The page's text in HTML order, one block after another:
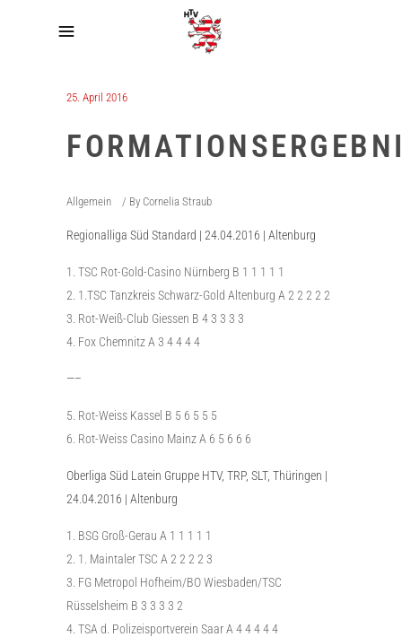
25. April 2016
Allgemein By Cornelia Straub
Regionalliga Süd Standard | 24.04.2016 | Altenburg
TSC Rot-Gold-Casino Nürnberg B 1 1 1 1 1
1.TSC Tanzkreis Schwarz-Gold Altenburg A 2 2 2 2 2
Rot-Weiß-Club Giessen B 4 3 3 3 3
Fox Chemnitz A 3 4 4 4 4
—–
Rot-Weiss Kassel B 5 6 5 5 5
Rot-Weiss Casino Mainz A 6 5 6 6 6
Oberliga Süd Latein Gruppe HTV, TRP, SLT, Thüringen |
24.04.2016 | Altenburg
BSG Groß-Gerau A 1 1 1 1 1
1. Maintaler TSC A 2 2 2 2 3
FG Metropol Hofheim/BO Wiesbaden/TSC
Rüsselsheim B 3 3 3 3 2
TSA d. Polizeisportverein Saar A 4 4 4 4 4